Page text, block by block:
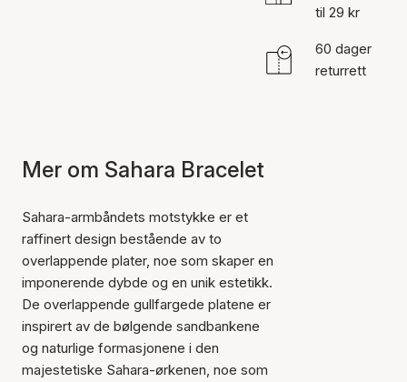
til 29 kr
60 dager
returrett
Mer om Sahara Bracelet
Sahara-armbåndets motstykke er et
raffinert design bestående av to
overlappende plater, noe som skaper en
imponerende dybde og en unik estetikk.
De overlappende gullfargede platene er
inspirert av de bølgende sandbankene
og naturlige formasjonene i den
majestetiske Sahara-ørkenen, noe som